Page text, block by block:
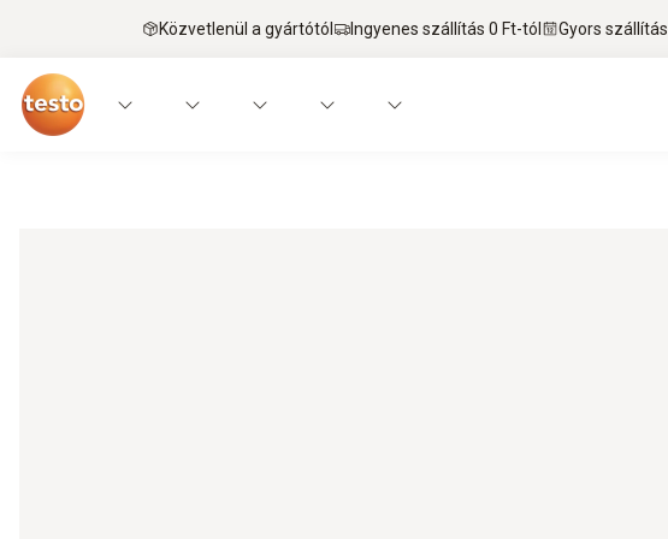
Közvetlenül a gyártótól Ingyenes szállítás 0 Ft-tól Gyors szállítás